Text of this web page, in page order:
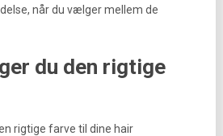
når du vælger mellem de
du den rigtige
rigtige farve til dine hair